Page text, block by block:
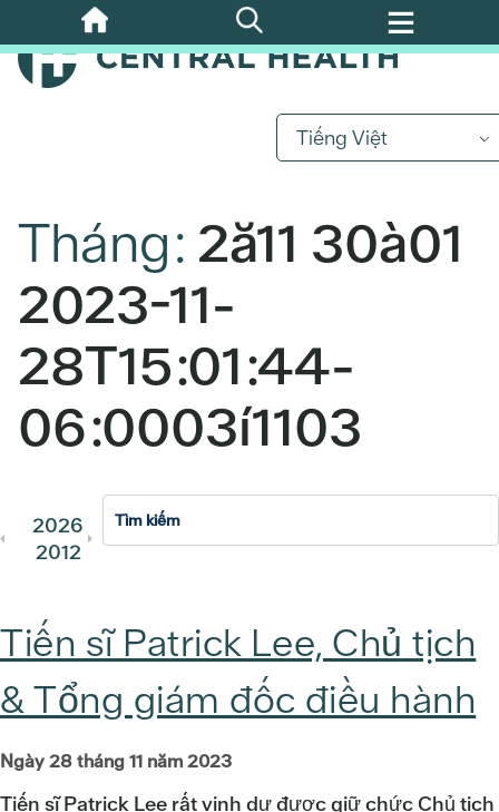
qua
nội
Tiếng Việt
Tháng: 2ă11 30à01
2023-11-
28T15:01:44-
06:0003í1103
2026 2025
2012
2011
Tiến sĩ Patrick Lee, Chủ tịch
& Tổng giám đốc điều hành
Ngày 28 tháng 11 năm 2023
Tiến sĩ Patrick Lee rất vinh dự được giữ chức Chủ tịch